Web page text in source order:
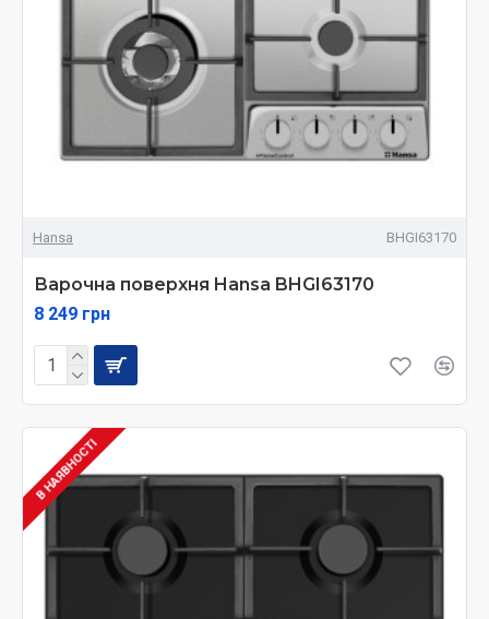
Hansa BHGI63170
Варочна поверхня Hansa BHGI63170
8 249 грн
В НАЯВНОСТІ